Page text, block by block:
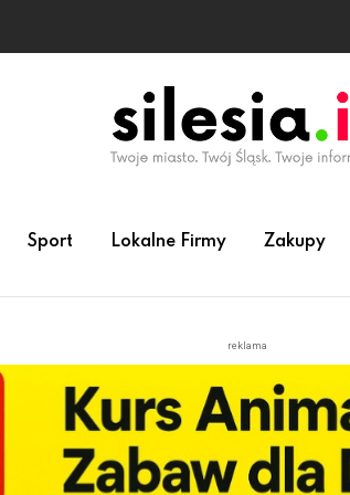
zabaw dla dzieci
Sport Lokalne Firmy Zakupy
reklama